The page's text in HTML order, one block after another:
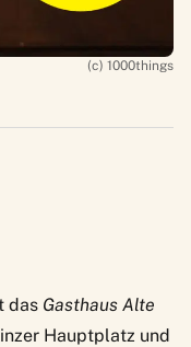
(c) 1000things
das Gasthaus Alte
Hauptplatz und